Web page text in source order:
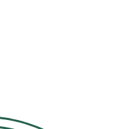
från bär och
som skyddar